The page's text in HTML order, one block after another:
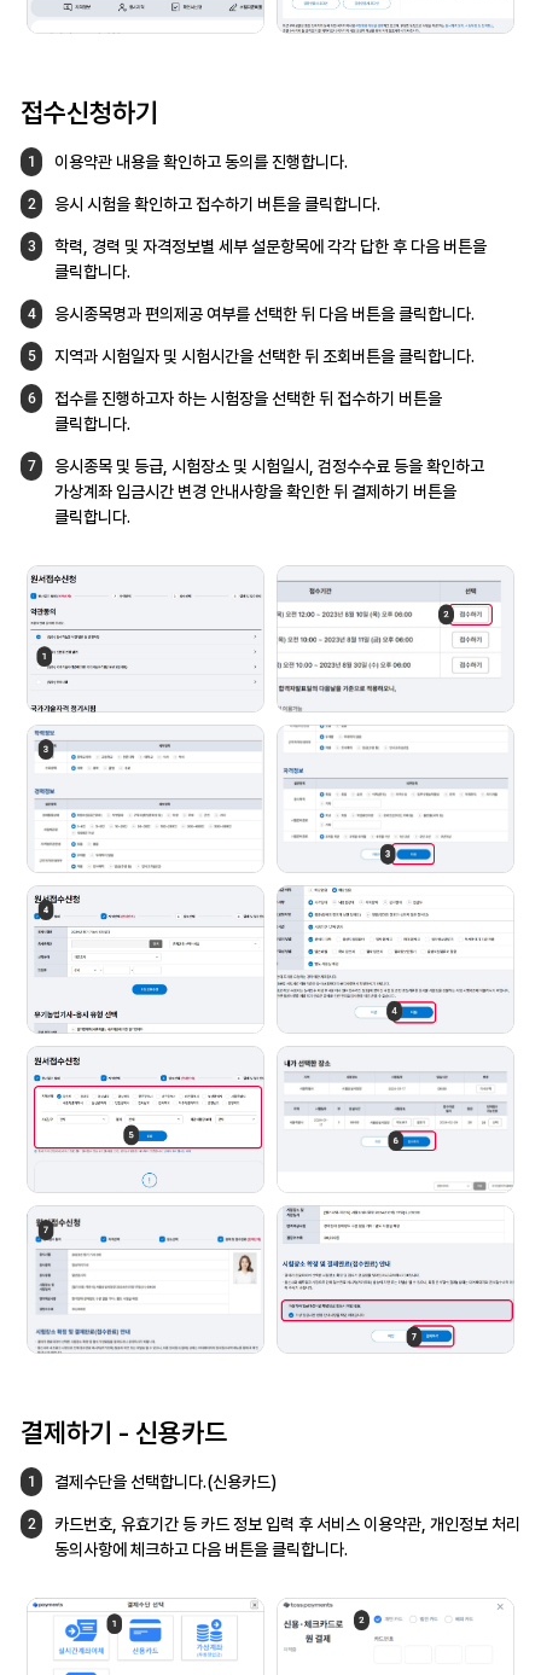
접수신청하기
1 이용약관 내용을 확인하고 동의를 진행합니다.
2 응시 시험을 확인하고 접수하기 버튼을클릭합니다.
3 학력, 경력 및 자격정보별 세부 설문항목에 각각 답한 후 다음 버튼을
클릭합니다.
4 응시종목명과 편의제공 여부를 선택한 뒤 다음 버튼을 클릭합니다.
5 지역과 시험일자 및 시험시간을 선택한 뒤 조회버튼을 클릭합니다.
6 접수를 진행하고자 하는 시험장을 선택한 뒤 접수하기 버튼을
클릭합니다.
7 응시종목 및 등급, 시험장소 및 시험일시, 검정수수료 등을 확인하고
가상계좌 입금시간 변경 안내사항을 확인한 뒤 결제하기 버튼을
클릭합니다.
결제하기 - 신용카드
1 결제수단을 선택합니다.(신용카드)
2 카드번호, 유효기간 등 카드 정보 입력 후서비스 이용약관, 개인정보 처리
동의사항에 체크하고 다음 버튼을 클릭합니다.